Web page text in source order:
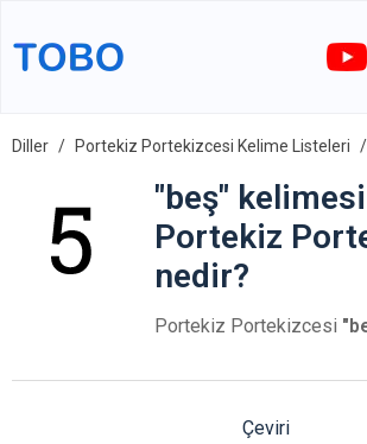
Diller Portekiz Portekizcesi Kelime Listeleri
"beş"
Portekiz
nedir?
Portekiz Portekizcesi
Çeviri